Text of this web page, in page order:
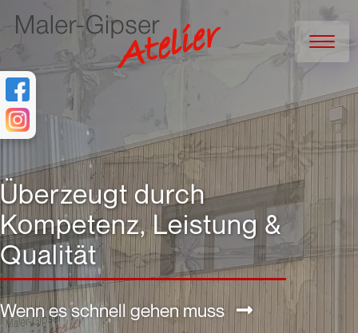
Überzeugt durch
Kompetenz, Leistung &
Qualität
Wenn es schnell gehen muss 